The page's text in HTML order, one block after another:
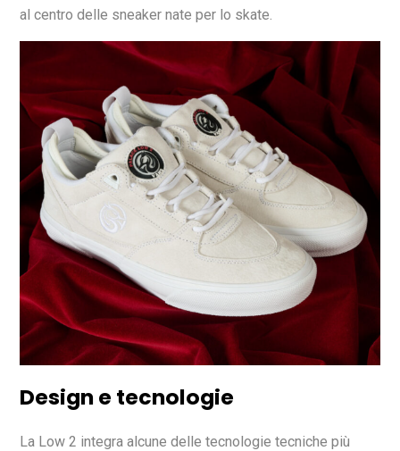
al centro delle sneaker nate per lo skate.
Design e tecnologie
La Low 2 integra alcune delle tecnologie tecniche più